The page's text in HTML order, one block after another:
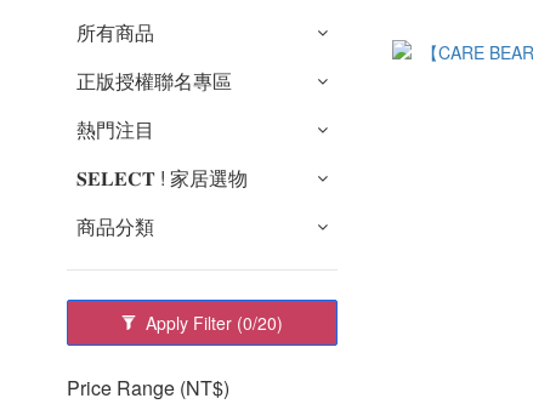
所有商品
正版授權聯名專區
熱門注目
𝐒𝐄𝐋𝐄𝐂𝐓 ! 家居選物
商品分類
Apply Filter (0/20)
Price Range (NT$)